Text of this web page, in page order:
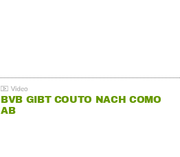
BVB GIBT COUTO NACH COMO
AB